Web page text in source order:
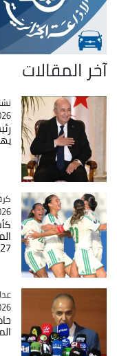
آخر المقالات
كرة
2027
عدالة